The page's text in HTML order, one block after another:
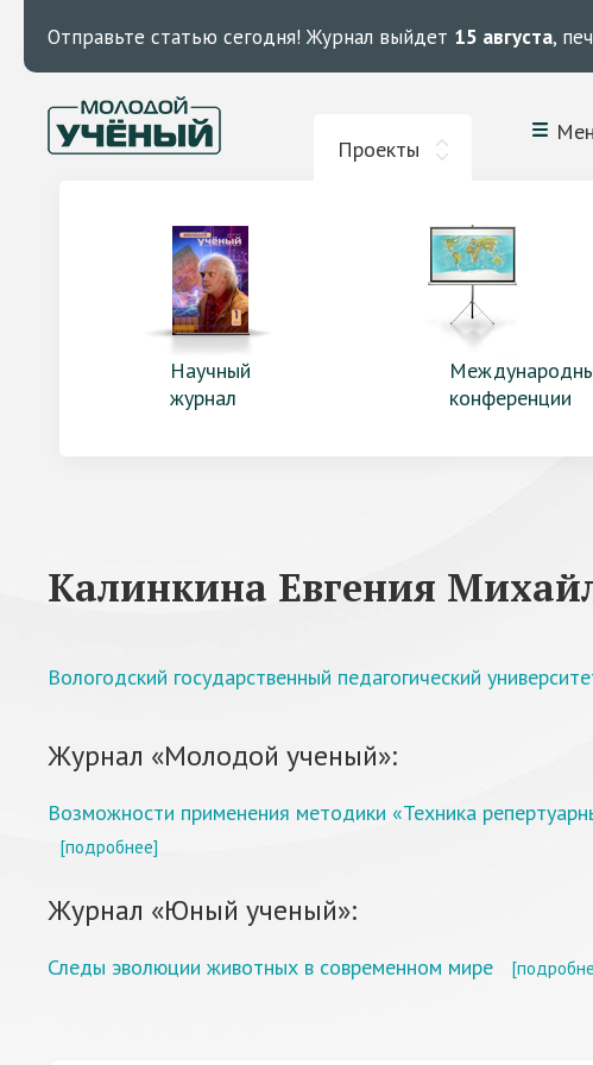
Отправьте статью сегодня! Журнал выйдет 15 августа,
Проекты
Научный
журнал
конференции
Калинкина Евгения
Вологодский государственный педагогический
Журнал «Молодой ученый»:
Возможности применения методики «Техника
[подробнее]
Журнал «Юный ученый»:
Следы эволюции животных в современном мире